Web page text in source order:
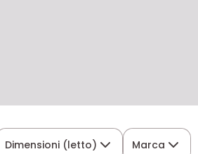
Dimensioni (letto) Marca